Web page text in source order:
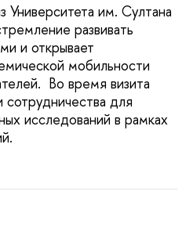
Университета им. Султана
развивать
и открывает
мобильности
Во время визита
для
исследований в рамках